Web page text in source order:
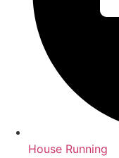
House Running